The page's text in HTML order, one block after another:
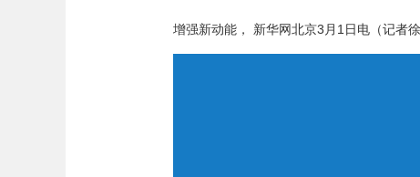
增强新动能， 新华网北京3月1日电（记者